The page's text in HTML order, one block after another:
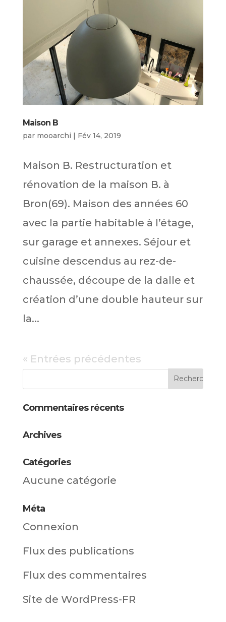
Maison B
par mooarchi | Fév 14, 2019
Maison B. Restructuration et
rénovation de la maison B. à
Bron(69). Maison des années 60
avec la partie habitable à l’étage,
sur garage et annexes. Séjour et
cuisine descendus au rez-de-
chaussée, découpe de la dalle et
création d’une double hauteur sur
la...
« Entrées précédentes
Commentaires récents
Archives
Catégories
Aucune catégorie
Méta
Connexion
Flux des publications
Flux des commentaires
Site de WordPress-FR